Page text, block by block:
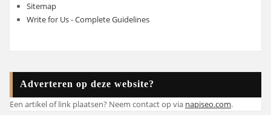
Sitemap
Write for Us - Complete Guidelines
Adverteren op deze website?
Een artikel of link plaatsen? Neem contact op via napiseo.com.